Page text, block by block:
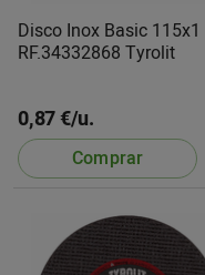
Disco Inox Basic 115x1
RF.34332868 Tyrolit
0,87 €/u.
Comprar